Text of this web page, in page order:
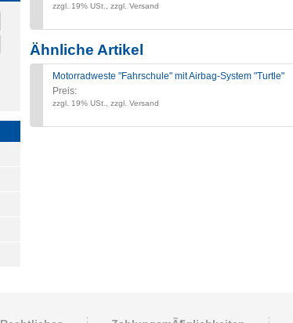
zzgl. 19% USt., zzgl. Versand
Ähnliche Artikel
Motorradweste "Fahrschule" mit Airbag-System "Turtle"
Preis:
zzgl. 19% USt., zzgl. Versand